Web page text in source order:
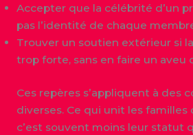
Accepter que la célébrité d’un
pas l’identité de chaque
Trouver un soutien extérieur si
trop forte, sans en faire un aveu
Ces repères s’appliquent à des
diverses. Ce qui unit les familles
c’est souvent moins leur statut